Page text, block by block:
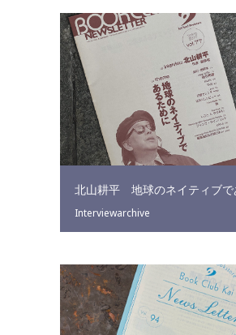
北山耕平 地球のネイティブで
Interviewarchive